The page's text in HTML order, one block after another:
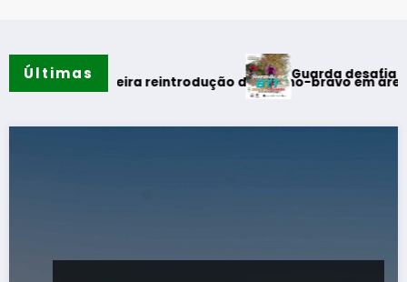
Últimas
verãoprimeira reintrodução de coelho-bravo em área
Guarda desafia